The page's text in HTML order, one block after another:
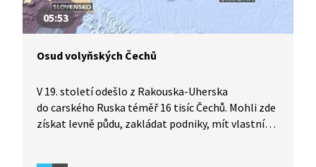
05:53
Osud volyňských Čechů
V 19. století odešlo z Rakouska-Uherska
do carského Ruska téměř 16 tisíc Čechů. Mohli zde
získat levně půdu, zakládat podniky, mít vlastní